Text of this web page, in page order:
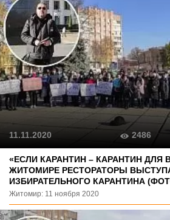
«ЕСЛИ КАРАНТИН – КАРАНТИН ДЛЯ
ЖИТОМИРЕ РЕСТОРАТОРЫ
ИЗБИРАТЕЛЬНОГО КАРАНТИНА
Житомир: 11 ноября 2020
11.11.2020 2486